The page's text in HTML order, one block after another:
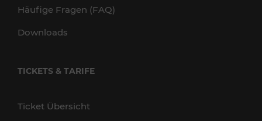
Häufige Fragen (FAQ)
Downloads
TICKETS & TARIFE
Ticket Übersicht